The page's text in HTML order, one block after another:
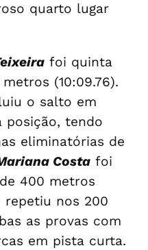
quarto lugar
foi quinta
(10:09.76).
o salto em
posição, tendo
eliminatórias de
Costa foi
400 metros
repetiu nos 200
as provas com
em pista curta.